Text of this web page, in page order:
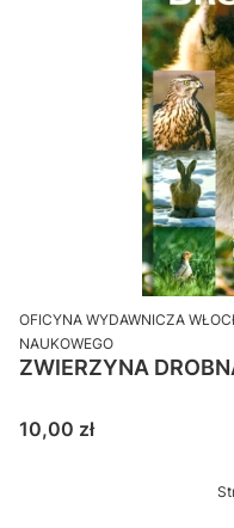
PRODUCENT
OFICYNA WYDAWNICZA
NAUKOWEGO
ZWIERZYNA
Cena
10,00 zł